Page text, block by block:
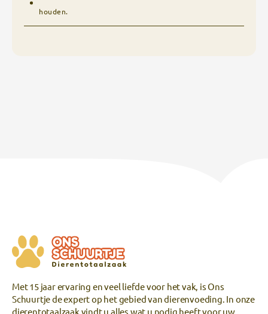
houden.
Met 15 jaar ervaring en veel liefde voor het vak, is Ons
Schuurtje de expert op het gebied van dierenvoeding. In onze
dierentotaalzaak vindt u alles wat u nodig heeft voor uw